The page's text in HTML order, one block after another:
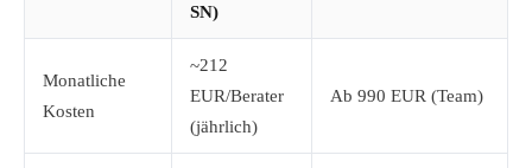
SN)
Monatliche
Kosten
~212
EUR/Berater
(jährlich)
Ab 990 EUR (Team)